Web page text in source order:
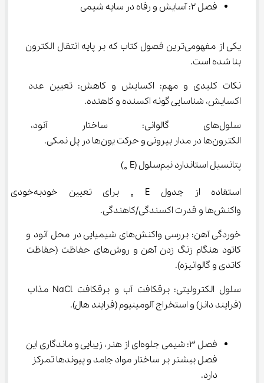
فصل ۲: آسایش و رفاه در سایه شیمی
یکی از مفهومی‌ترین فصول کتاب که بر پایه انتقال الکترون
بنا شده است.
نکات کلیدی و مهم: اکسایش و کاهش: تعیین عدد
اکسایش، شناسایی گونه اکسنده و کاهنده.
سلول‌های گالوانی: ساختار
الکترون‌ها در مدار بیرونی و حرکت یون‌ها در پل نمکی.
پتانسیل استاندارد نیم‌سلول (E
∘
)
استفاده از جدول E ∘
برای تعیین
واکنش‌ها و قدرت اکسندگی/کاهندگی.
خوردگی آهن: بررسی واکنش‌های شیمیایی در محل آنود و
کاتود هنگام زنگ زدن آهن و روش‌های حفاظت (حفاظت
کاتدی و گالوانیزه).
سلول الکترولیتی: برقکافت آب و برقکافت NaCl مذاب
(فرایند دانز) و استخراج آلومینیوم (فرایند هال).
فصل ۳: شیمی جلوه‌ای از هنر، زیبایی و ماندگاری این
فصل بیشتر بر ساختار مواد جامد و پیوندها تمرکز
دارد.